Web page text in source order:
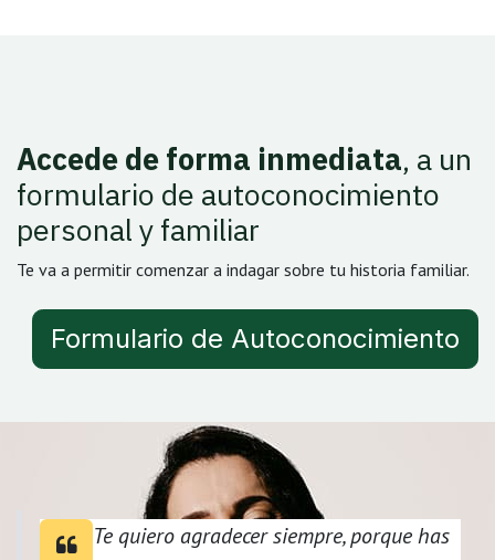
Accede de forma inmediata, a un
formulario de autoconocimiento
personal y familiar
Te va a permitir comenzar a indagar sobre tu historia familiar.
Formulario de Autoconocimiento
Te quiero agradecer siempre, porque has